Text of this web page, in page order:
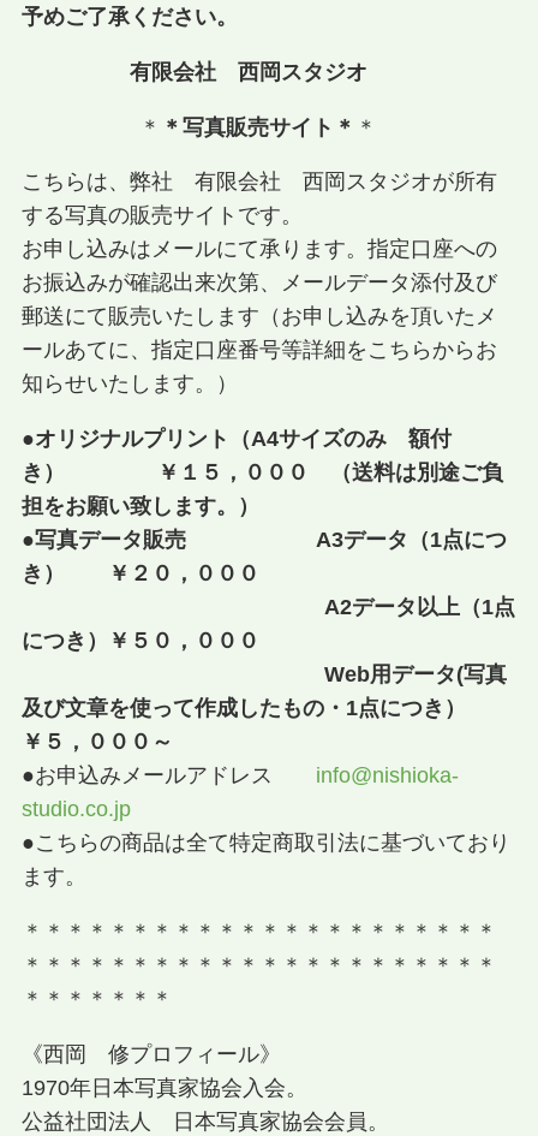
自然や花・富士山などを撮り続けて50年の経歴
弊社代表取締役。
予めご了承ください。
有限会社 西岡スタジオ
＊ ＊写真販売サイト＊ ＊
こちらは、弊社 有限会社 西岡スタジオが所有
する写真の販売サイトです。
お申し込みはメールにて承ります。指定口座への
お振込みが確認出来次第、メールデータ添付及び
郵送にて販売いたします（お申し込みを頂いたメ
ールあてに、指定口座番号等詳細をこちらからお
知らせいたします。）
●オリジナルプリント（A4サイズのみ 額付
き） ￥１５，０００ （送料は別途ご負
担をお願い致します。）
●写真データ販売 A3データ（1点につ
き） ￥２０，０００
A2データ以上（1点
につき）￥５０，０００
Web用データ(写真
及び文章を使って作成したもの・1点につき）
￥５，０００～
●お申込みメールアドレス info@nishioka-
studio.co.jp
●こちらの商品は全て特定商取引法に基づいており
ます。
＊＊＊＊＊＊＊＊＊＊＊＊＊＊＊＊＊＊＊＊＊＊
＊＊＊＊＊＊＊＊＊＊＊＊＊＊＊＊＊＊＊＊＊＊
＊＊＊＊＊＊＊
《西岡 修プロフィール》
1970年日本写真家協会入会。
公益社団法人 日本写真家協会会員。